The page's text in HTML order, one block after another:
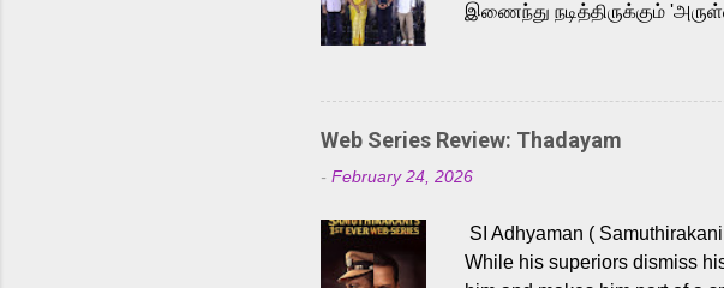
இணைந்து நடித்திருக்கும்
அருள்நிதி, ஆரவ், காளி
'பருத்திவீரன்' சரவணன், ஹரிஷ்
செய்திருக்கும் இந்த
இளையராஜா கலை இயக்கத்தை
மேற்கொண்டிருக்கிறார்.
இப்படத்தை சக்தி பிலிம்
Web Series Review: Thadayam
- February 24, 2026
SI Adhyaman (
While his superiors dismiss